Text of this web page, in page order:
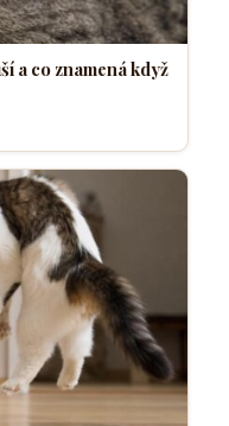
a co znamená když